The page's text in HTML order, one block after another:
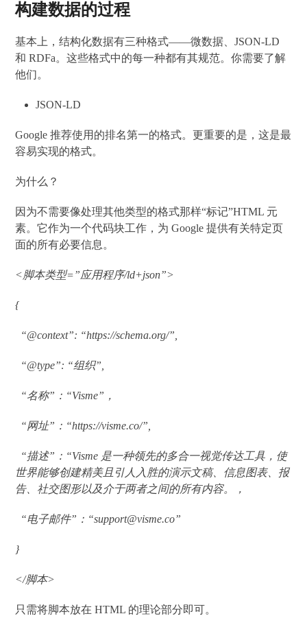
构建数据的过程
基本上，结构化数据有三种格式——微数据、JSON-LD
和 RDFa。这些格式中的每一种都有其规范。你需要了解
他们。
JSON-LD
Google 推荐使用的排名第一的格式。更重要的是，这是最
容易实现的格式。
为什么？
因为不需要像处理其他类型的格式那样“标记”HTML 元
素。它作为一个代码块工作，为 Google 提供有关特定页
面的所有必要信息。
<脚本类型=”应用程序/ld+json”>
{
“@context”: “https://schema.org/”,
“@type”: “组织”,
“名称”：“Visme”，
“网址”：“https://visme.co/”,
“描述”：“Visme 是一种领先的多合一视觉传达工具，使
世界能够创建精美且引人入胜的演示文稿、信息图表、报
告、社交图形以及介于两者之间的所有内容。，
“电子邮件”：“support@visme.co”
}
</脚本>
只需将脚本放在 HTML 的理论部分即可。